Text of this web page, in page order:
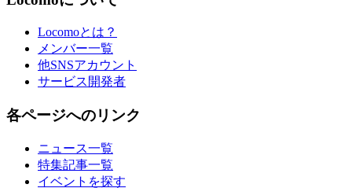
Locomoとは？
メンバー一覧
他SNSアカウント
サービス開発者
各ページへのリンク
ニュース一覧
特集記事一覧
イベントを探す